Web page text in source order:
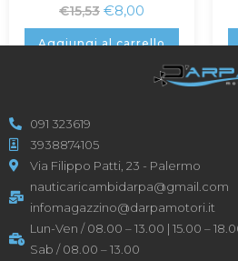
€15,53 €8,00
Aggiungi al carrello
091 323619
3938874105
Via Filippo Patti, 23 - Palermo
nauticaricambidarpa@gmail.com
infomagazzino@darpamotori.it
Lun-Ven / 08.00 – 13.00 | 15.00 –
Sab / 08.00 – 13.00